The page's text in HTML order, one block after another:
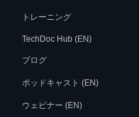
トレーニング
TechDoc Hub (EN)
ブログ
ポッドキャスト (EN)
ウェビナー (EN)